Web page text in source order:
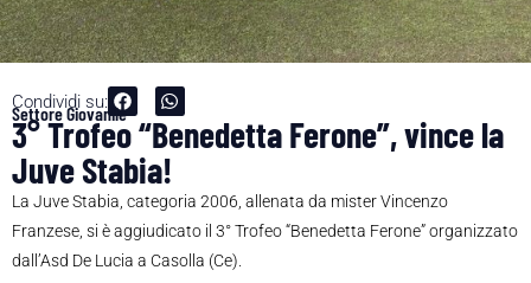
Condividi su:
Settore Giovanile
3° Trofeo “Benedetta Ferone”, vince la
Juve Stabia!
La Juve Stabia, categoria 2006, allenata da mister Vincenzo
Franzese, si è aggiudicato il 3° Trofeo “Benedetta Ferone” organizzato
dall’Asd De Lucia a Casolla (Ce).